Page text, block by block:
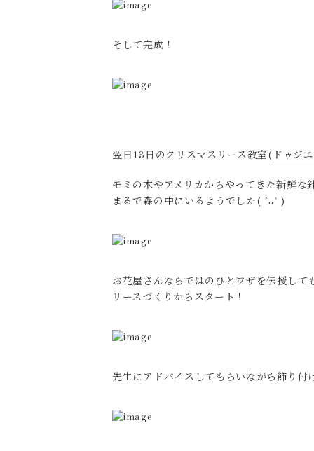
そして完成！
翌日13日のクリスマスリース教室( ドゥジ
モミの木やアメリカからやってきた新鮮な
まるで森の中にいるようでした( ´ᴗ` )
お花屋さんならではのひとワザを伝授して
リースづくりからスタート！
先生にアドバイスしてもらいながら飾り付